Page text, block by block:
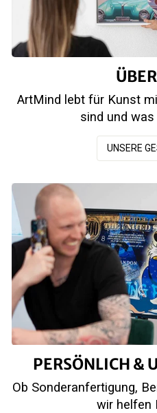
ArtMind lebt für Kunst
sind und
UNSERE
PERSÖNLICH &
Ob Sonderanfertigung,
wir helfen